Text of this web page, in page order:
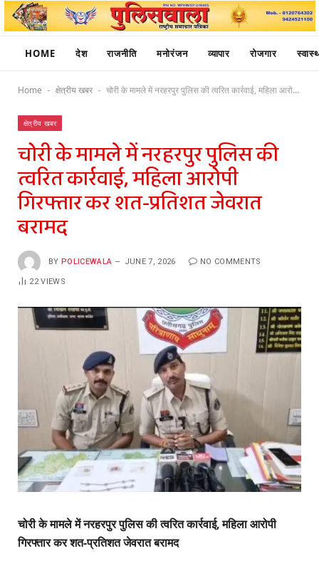
HOME देश राजनीति मनोरंजन व्यापार रोजगार
Home - क्षेत्रीय खबर - चोरी के मामले में नरहरपुर पुलिस की त्वरित कार्रवाई, महिला आरोपी गिरफ्तार कर शत-प्रतिशत जेवरात बरामद
क्षेत्रीय खबर
चोरी के मामले में नरहरपुर पुलिस की
त्वरित कार्रवाई, महिला आरोपी
गिरफ्तार कर शत-प्रतिशत जेवरात
बरामद
BY POLICEWALA JUNE 7, 2026 NO COMMENTS
22VIEWS
चोरी के मामले में नरहरपुर पुलिस की त्वरित कार्रवाई, महिला आरोपी
गिरफ्तार कर शत-प्रतिशत जेवरात बरामद